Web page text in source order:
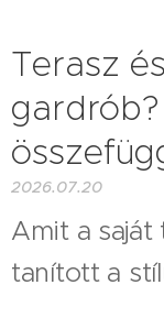
Terasz és
2026.07.20
Amit a saját
tanított a